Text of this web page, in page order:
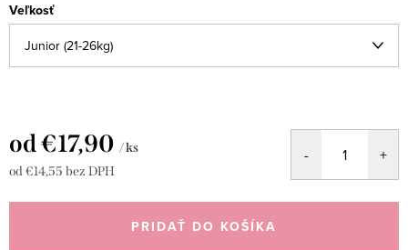
Veľkosť
od€17,90 / ks
od€14,55 bez DPH
cena:
PRIDAŤ DO KOŠÍKA